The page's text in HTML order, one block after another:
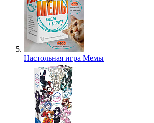
Настольная игра Мемы